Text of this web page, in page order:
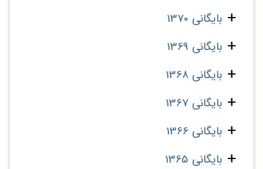
بایگانی 1370
بایگانی 1369
بایگانی 1368
بایگانی 1367
بایگانی 1366
بایگانی 1365